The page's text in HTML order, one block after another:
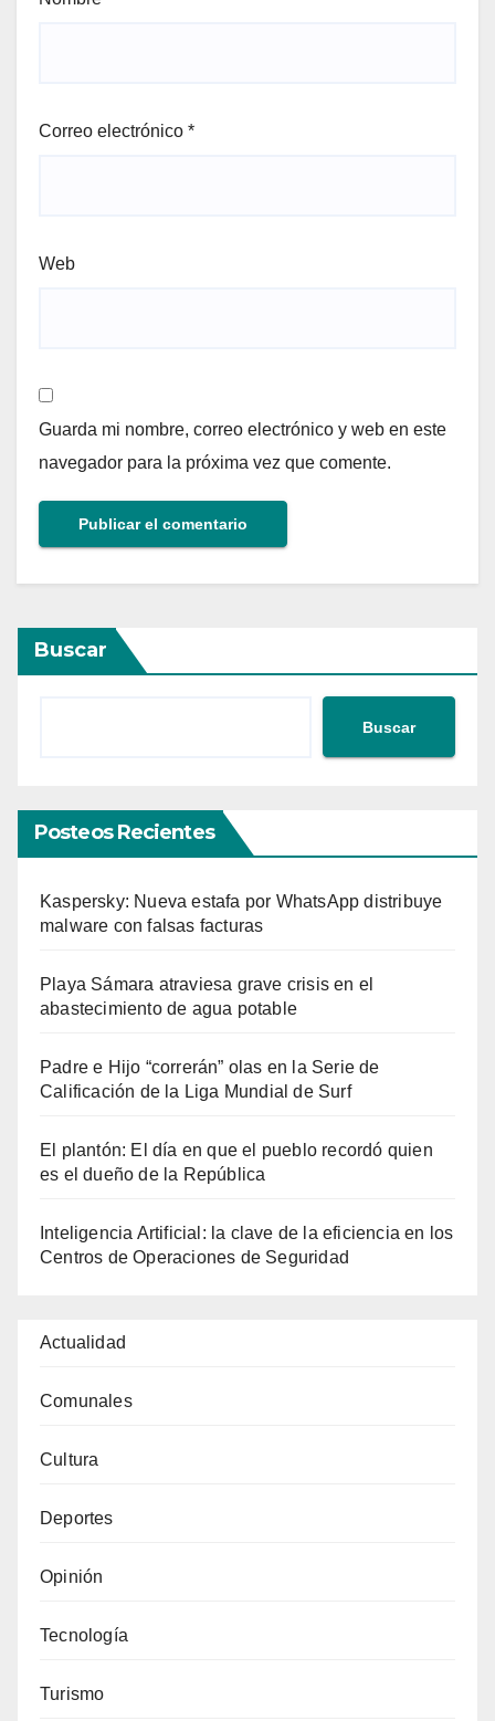
Correo electrónico *
Web
Guarda mi nombre, correo electrónico y web en este
navegador para la próxima vez que comente.
Buscar
Buscar
Posteos Recientes
Kaspersky: Nueva estafa por WhatsApp distribuye
malware con falsas facturas
Playa Sámara atraviesa grave crisis en el
abastecimiento de agua potable
Padre e Hijo “correrán” olas en la Serie de
Calificación de la Liga Mundial de Surf
El plantón: El día en que el pueblo recordó quien
es el dueño de la República
Inteligencia Artificial: la clave de la eficiencia en los
Centros de Operaciones de Seguridad
Actualidad
Comunales
Cultura
Deportes
Opinión
Tecnología
Turismo